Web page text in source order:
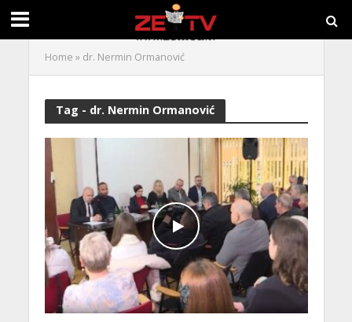
Home » dr. Nermin Ormanović
Tag - dr. Nermin Ormanović